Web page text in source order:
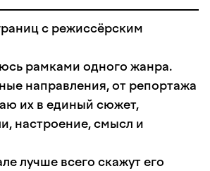
с режиссёрским
рамками одного жанра.
направления, от репортажа
их в единый сюжет,
настроение, смысл и
лучше всего скажут его